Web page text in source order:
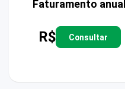
Faturamento anual
R$ Consultar